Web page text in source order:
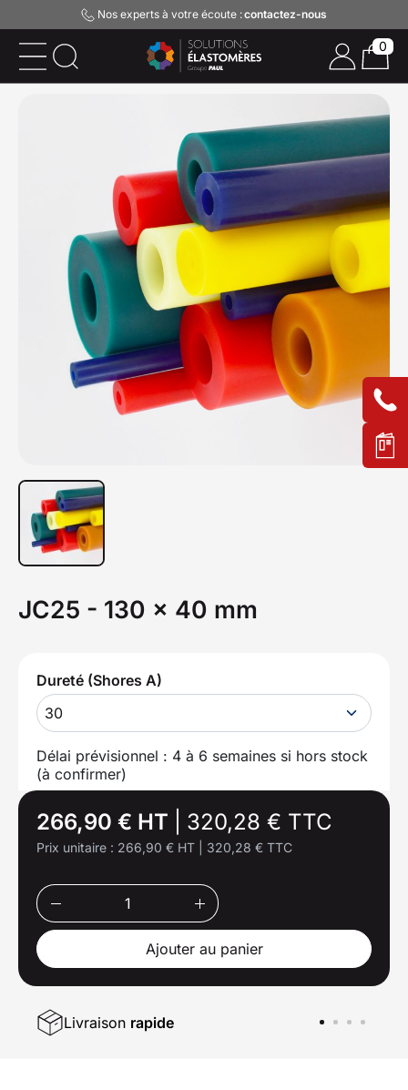
Nos experts à votre écoute :contactez-nous
JC25 - 130 x 40 mm
Dureté (Shores A)
30
Délai prévisionnel : 4 à 6 semaines si hors stock
(à confirmer)
266,90 € HT 320,28 € TTC
Prix unitaire : 266,90 € HT 320,28 € TTC
Ajouter au panier
Livraison rapide
0